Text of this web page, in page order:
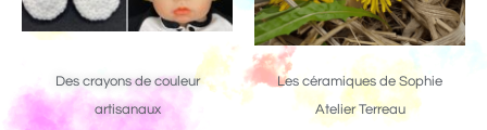
Des crayons de couleur
artisanaux
Les céramiques de Sophie
Atelier Terreau